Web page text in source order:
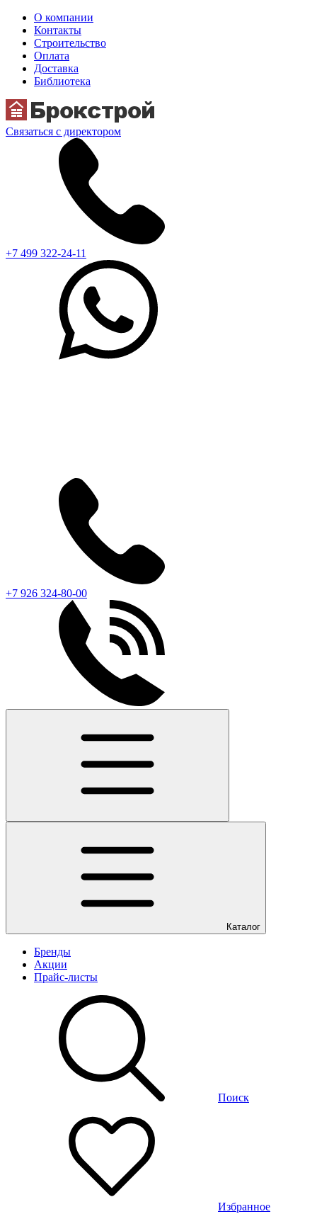
О компании
Контакты
Строительство
Оплата
Доставка
Библиотека
Связаться с директором
+7 499 322-24-11
+7 926 324-80-00
Каталог
Бренды
Акции
Прайс-листы
Поиск
Избранное